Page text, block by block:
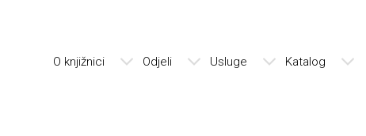
O knjižnici Odjeli Usluge Katalog